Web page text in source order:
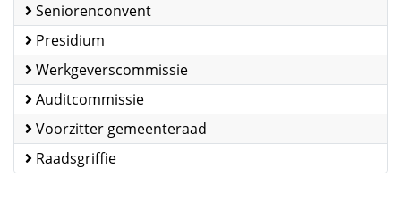
Seniorenconvent
Presidium
Werkgeverscommissie
Auditcommissie
Voorzitter gemeenteraad
Raadsgriffie